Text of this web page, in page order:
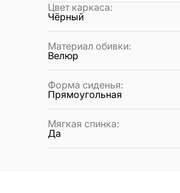
Цвет каркаса:
Чёрный
Материал обивки:
Велюр
Форма сиденья:
Прямоугольная
Мягкая спинка:
Да